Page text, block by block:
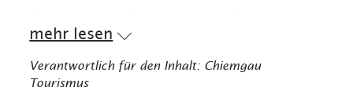
Landschaft ein. Dadurch entsteht ein
nicht allzu sehr auf Längen, dafür aber
auf ein strategisches Spiel
mehr lesen
Verantwortlich für den Inhalt: Chiemgau
Tourismus